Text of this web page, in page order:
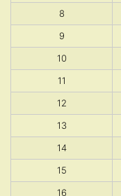
8
9
10
11
12
13
14
15
16